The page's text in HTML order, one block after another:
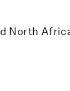
North